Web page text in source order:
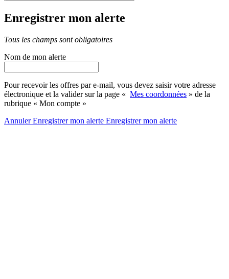
Enregistrer mon alerte
Tous les champs sont obligatoires
Nom de mon alerte
Pour recevoir les offres par e-mail, vous devez saisir votre adresse
électronique et la valider sur la page « Mes coordonnées » de la
rubrique « Mon compte »
AnnulerEnregistrer mon alerte Enregistrermon alerte